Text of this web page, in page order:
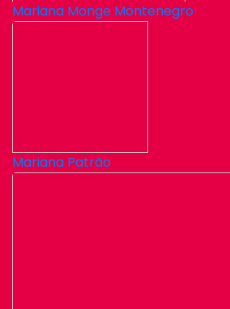
Mariana Monge Montenegro
Mariana Patrão